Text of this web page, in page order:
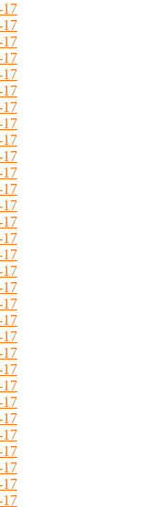
17
17
17
17
17
17
17
17
17
17
17
17
17
17
17
17
17
17
17
17
17
17
17
17
17
17
17
17
17
17
17